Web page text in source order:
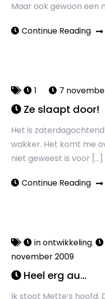
Maar ook gewoon een
Continue Reading
1 7
Ze slaapt door!
Het is
wakker. Het komt me
niet geweest is voor […]
Continue Reading
in ontwikkeling,
november 2009
Heel erg au…
Ik stoot Mette’s hoofd.